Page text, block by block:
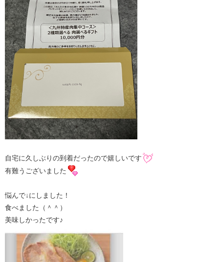
自宅に久しぶりの到着だったので嬉しいです
有難うございました
悩んで↓にしました！
食べました（＾＾）
美味しかったです♪